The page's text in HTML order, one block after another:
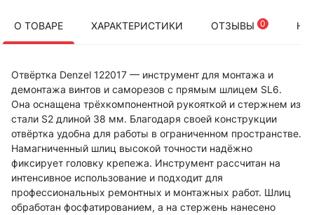
О ТОВАРЕ ХАРАКТЕРИСТИКИ ОТЗЫВЫ 0
Отвёртка Denzel 122017 — инструмент для монтажа и
демонтажа винтов и саморезов с прямым шлицем SL6.
Она оснащена трёхкомпонентной рукояткой и стержнем из
стали S2 длиной 38 мм. Благодаря своей конструкции
отвёртка удобна для работы в ограниченном пространстве.
Намагниченный шлиц высокой точности надёжно
фиксирует головку крепежа. Инструмент рассчитан на
интенсивное использование и подходит для
профессиональных ремонтных и монтажных работ. Шлиц
обработан фосфатированием, а на стержень нанесено